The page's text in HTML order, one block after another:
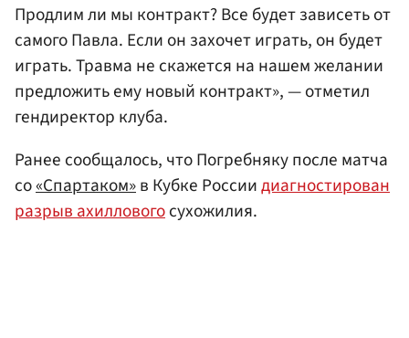
Продлим ли мы контракт? Все будет зависеть от
самого Павла. Если он захочет играть, он будет
играть. Травма не скажется на нашем желании
предложить ему новый контракт», — отметил
гендиректор клуба.
Ранее сообщалось, что Погребняку после матча
со«Спартаком»в Кубке Россиидиагностирован
разрыв ахилловогосухожилия.